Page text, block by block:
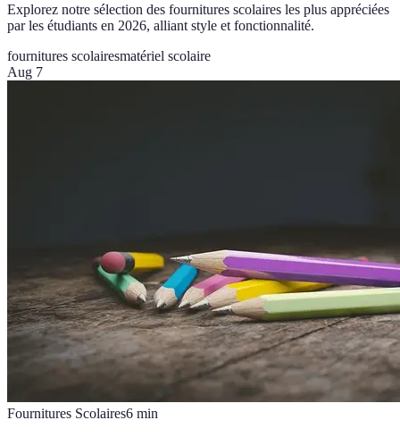
Explorez notre sélection des fournitures scolaires les plus appréciées
par les étudiants en 2026, alliant style et fonctionnalité.
fournitures scolairesmatériel scolaire
Aug 7
Fournitures Scolaires6 min